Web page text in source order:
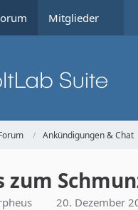
Mitglieder
Ankündigungen & Chat
zum
20. Dezember